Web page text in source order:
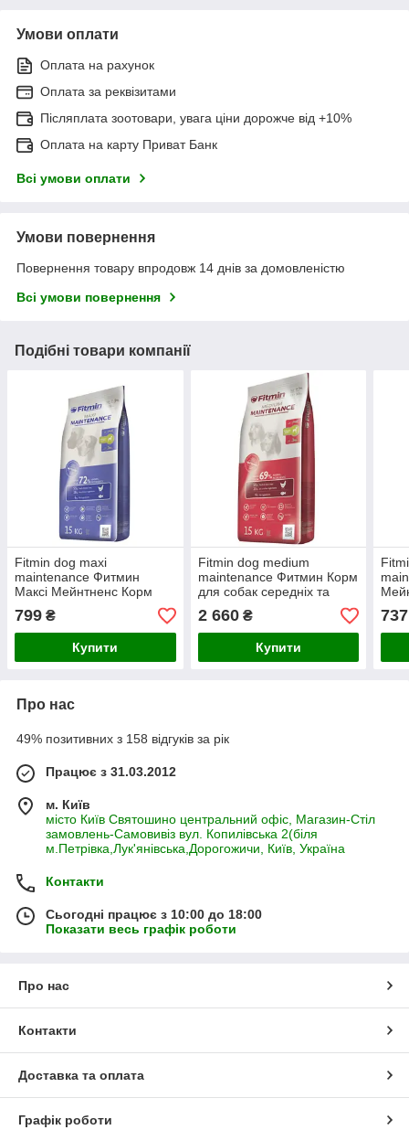
Умови оплати
Оплата на рахунок
Оплата за реквізитами
Післяплата зоотовари, увага ціни дорожче від +10%
Оплата на карту Приват Банк
Всі умови оплати
Умови повернення
Повернення товару впродовж 14 днів за домовленістю
Всі умови повернення
Подібні товари компанії
Fitmin dog maxi
maintenance Фитмин
Максі Мейнтненс Корм
для собак великих порід з
середньою активністю, 3
кг
799 ₴
Купити
Fitmin dog medium
maintenance Фитмин Корм
для собак середніх та
середньою активністю, 15
кг (+2 кг)
2 660₴
Купити
737
Про нас
49% позитивних з 158 відгуків за рік
Працює з 31.03.2012
м. Київ
місто Київ Святошино центральний офіс, Магазин-Стіл
замовлень-Самовивіз вул. Копилівська 2(біля
м.Петрівка,Лук'янівська,Дорогожичи, Київ, Україна
Контакти
Сьогодні працює з 10:00 до 18:00
Показати весь графік роботи
Про нас
Контакти
Доставка та оплата
Графік роботи